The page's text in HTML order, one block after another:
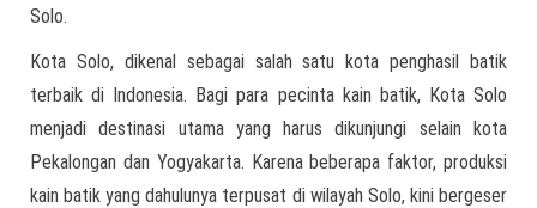
Solo.
Kota Solo, dikenal sebagai salah satu kota penghasil batik
terbaik di Indonesia. Bagi para pecinta kain batik, Kota Solo
menjadi destinasi utama yang harus dikunjungi selain kota
Pekalongan dan Yogyakarta. Karena beberapa faktor, produksi
kain batik yang dahulunya terpusat di wilayah Solo, kini bergeser